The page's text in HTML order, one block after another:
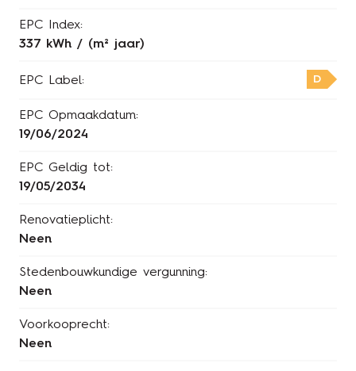
EPC Index:
337 kWh / (m² jaar)
EPC Label: D
EPC Opmaakdatum:
19/06/2024
EPC Geldig tot:
19/05/2034
Renovatieplicht:
Neen
Stedenbouwkundige vergunning:
Neen
Voorkooprecht:
Neen